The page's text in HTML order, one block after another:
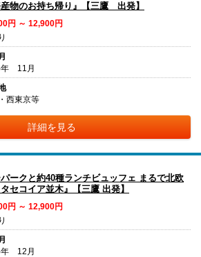
物のお持ち帰り』【三鷹 出発】
円 ～ 12,900円
年 11月
西東京等
詳細を見る
パークと約40種ランチビュッフェ まるで北欧
セコイア並木』【三鷹 出発】
円 ～ 12,900円
年 12月